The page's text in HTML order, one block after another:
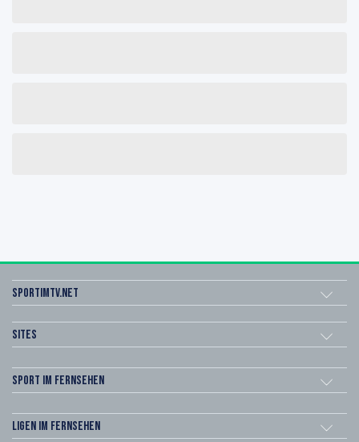
sportimtv.net
Sites
Sport im Fernsehen
Ligen im Fernsehen